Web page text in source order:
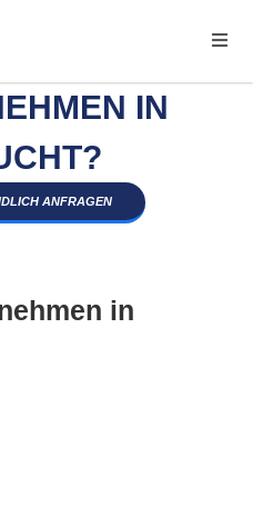
IN
ANFRAGEN
in